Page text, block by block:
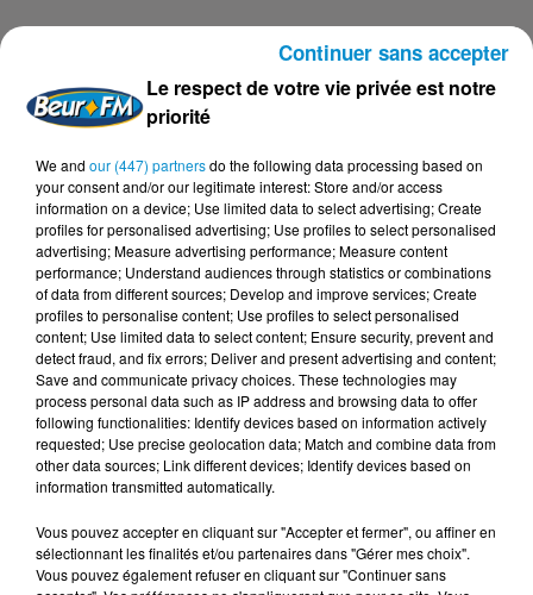
invité: Le Chef Voilà
DERNIERS PODCASTS
24 juillet 2026
Les Zinformés - 24/07/26
Le respect de votre vie privée est notre
priorité
We and our (447) partnersdo the following data processing based on
your consent and/or our legitimate interest: Store and/or access
information on a device; Use limited data to select advertising; Create
profiles for personalised advertising; Use profiles to select personalised
advertising; Measure advertising performance; Measure content
performance; Understand audiences through statistics or combinations
of data from different sources; Develop and improve services; Create
profiles to personalise content; Use profiles to select personalised
content; Use limited data to select content; Ensure security, prevent and
detect fraud, and fix errors; Deliver and present advertising and content;
Save and communicate privacy choices. These technologies may
process personal data such as IP address and browsing data to offer
following functionalities: Identify devices based on information actively
requested; Use precise geolocation data; Match and combine data from
other data sources; Link different devices; Identify devices based on
information transmitted automatically.
Vous pouvez accepter en cliquant sur "Accepter et fermer", ou affiner en
sélectionnant les finalités et/ou partenaires dans "Gérer mes choix".
Vous pouvez également refuser en cliquant sur "Continuer sans
Continuer sans accepter